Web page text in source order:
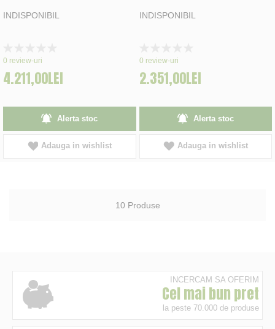
INDISPONIBIL
0%
0 review-uri
4.211,00LEI
Alerta stoc
Adauga in wishlist
INDISPONIBIL
0%
0 review-uri
2.351,00LEI
Alerta stoc
Adauga in wishlist
10 Produse
INCERCAM SA OFERIM
Cel mai bun pret
la peste 70.000 de produse